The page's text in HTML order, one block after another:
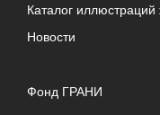
Каталог иллюстраций
Новости
Фонд ГРАНИ